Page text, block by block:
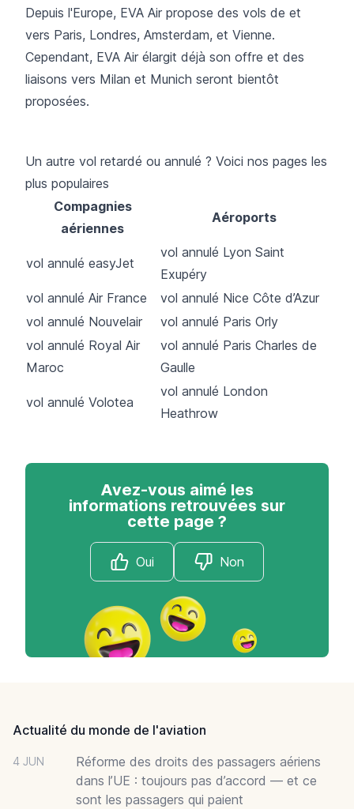
Depuis l'Europe, EVA Air propose des vols de et
vers Paris, Londres, Amsterdam, et Vienne.
Cependant, EVA Air élargit déjà son offre et des
liaisons vers Milan et Munich seront bientôt
proposées.
Un autre vol retardé ou annulé ? Voici nos pages les
plus populaires
Compagnies
aériennes
Aéroports
vol annulé easyJet
vol annulé Lyon Saint
Exupéry
vol annulé Air France
vol annulé Nice Côte d’Azur
vol annulé Nouvelair
vol annulé Paris Orly
vol annulé Royal Air
Maroc
vol annulé Paris Charles de
Gaulle
vol annulé Volotea
vol annulé London
Heathrow
Avez-vous aimé les
informations retrouvées sur
cette page ?
Oui Non
Actualité du monde de l'aviation
4 JUN
Réforme des droits des passagers aériens
dans l’UE : toujours pas d’accord — et ce
sont les passagers qui paient